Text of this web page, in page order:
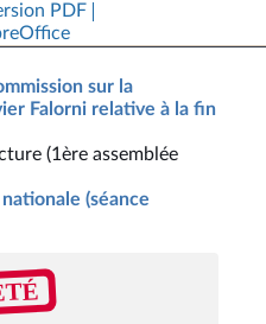
PDF
sur la
Falorni relative à la fin
(1ère assemblée
(séance